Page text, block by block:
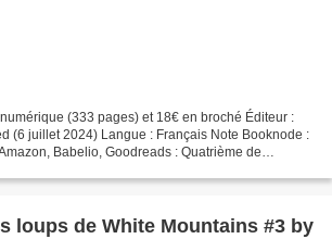
(333 pages) et 18€ en broché Éditeur :
(6 juillet 2024) Langue : Français Note Booknode :
Babelio, Goodreads : Quatrième de
loups de White Mountains #3 by